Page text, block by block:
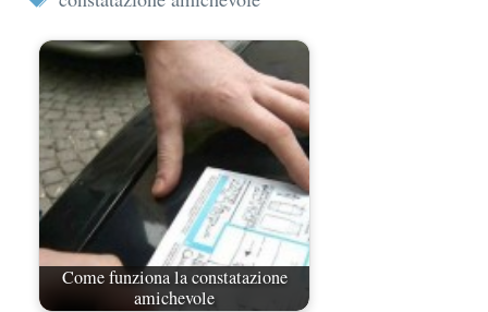
Come funziona la constatazione
amichevole